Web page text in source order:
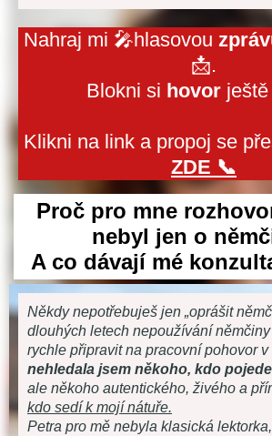
Nahraj mi 🎤hlasovou
📩.
Blokni si hovorještě
Klikni na link a propoj se
ZDE 📞
Proč pro mne
nebyl jen o
A co dávají mé
Někdy nepotřebuješ jen „oprášit
dlouhých letech nepoužívání
rychle připravit na pracovní pohovor v
nehledala jsem někoho, kdo
ale někoho autentického, živého a
kdo sedí k mojí nátuře.
Petra pro mě nebyla klasická